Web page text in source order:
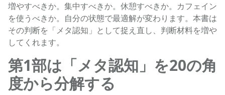
増やすべきか。集中すべきか。休憩すべきか。カフェイン
を使うべきか。自分の状態で最適解が変わります。本書は
その判断を「メタ認知」として捉え直し、判断材料を増や
してくれます。
第1部は「メタ認知」を20の角
度から分解する